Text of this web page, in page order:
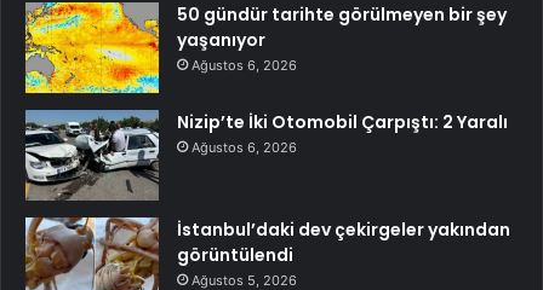
50 gündür tarihte görülmeyen bir şey
yaşanıyor
Ağustos 6, 2026
Nizip’te İki Otomobil Çarpıştı: 2 Yaralı
Ağustos 6, 2026
İstanbul’daki dev çekirgeler yakından
görüntülendi
Ağustos 5, 2026